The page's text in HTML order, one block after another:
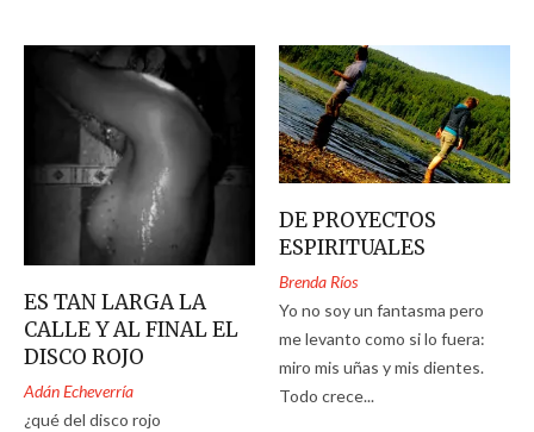
ES TAN LARGA LA
CALLE Y AL FINAL EL
DISCO ROJO
Adán Echeverría
¿qué del disco rojo
DE PROYECTOS
ESPIRITUALES
Brenda Ríos
Yo no soy un fantasma pero
me levanto como si lo fuera:
miro mis uñas y mis dientes.
Todo crece...